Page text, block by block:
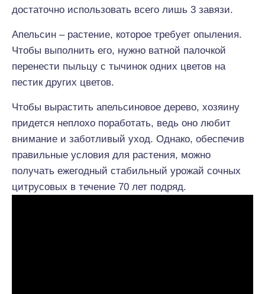
достаточно использовать всего лишь 3 завязи.
Апельсин – растение, которое требует опыления.
Чтобы выполнить его, нужно ватной палочкой
перенести пыльцу с тычинок одних цветов на
пестик других цветов.
Чтобы вырастить апельсиновое дерево, хозяину
придется неплохо поработать, ведь оно любит
внимание и заботливый уход. Однако, обеспечив
правильные условия для растения, можно
получать ежегодный стабильный урожай сочных
цитрусовых в течение 70 лет подряд.